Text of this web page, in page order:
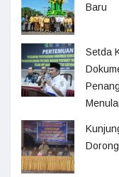
Baru
Setda